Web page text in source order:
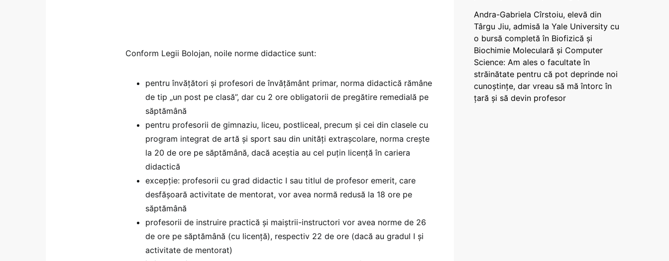
Conform Legii Bolojan, noile norme didactice sunt:
pentru învățători și profesori de învățământ primar, norma didactică rămâne
de tip „un post pe clasă”, dar cu 2 ore obligatorii de pregătire remedială pe
săptămână
pentru profesorii de gimnaziu, liceu, postliceal, precum și cei din clasele cu
program integrat de artă și sport sau din unități extrașcolare, norma crește
la 20 de ore pe săptămână, dacă aceștia au cel puțin licență în cariera
didactică
excepție: profesorii cu grad didactic I sau titlul de profesor emerit, care
desfășoară activitate de mentorat, vor avea normă redusă la 18 ore pe
săptămână
profesorii de instruire practică și maiștrii-instructori vor avea norme de 26
de ore pe săptămână (cu licență), respectiv 22 de ore (dacă au gradul I și
activitate de mentorat)
Andra-Gabriela Cîrstoiu, elevă din
Târgu Jiu, admisă la Yale University cu
o bursă completă în Biofizică și
Biochimie Moleculară și Computer
Science: Am ales o facultate în
străinătate pentru că pot deprinde noi
cunoștințe, dar vreau să mă întorc în
țară și să devin profesor